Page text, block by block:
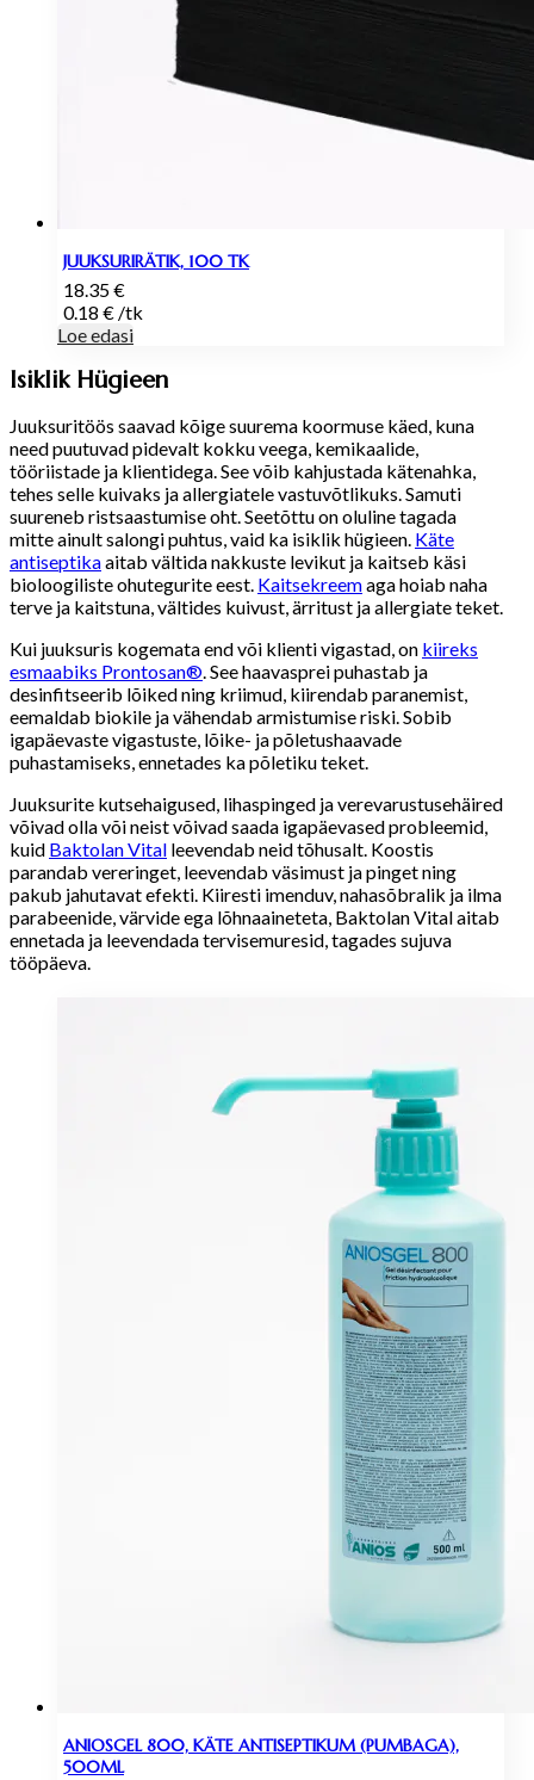
JUUKSURIRÄTIK, 100 TK
18.35€
0.18 € /tk
Loe edasi
Isiklik Hügieen
Juuksuritöös saavad kõige suurema koormuse käed, kuna
need puutuvad pidevalt kokku veega, kemikaalide,
tööriistade ja klientidega. See võib kahjustada kätenahka,
tehes selle kuivaks ja allergiatele vastuvõtlikuks. Samuti
suureneb ristsaastumise oht. Seetõttu on oluline tagada
mitte ainult salongi puhtus, vaid ka isiklik hügieen. Käte
antiseptikaaitab vältida nakkuste levikut ja kaitseb käsi
bioloogiliste ohutegurite eest. Kaitsekreemaga hoiab naha
terve ja kaitstuna, vältides kuivust, ärritust ja allergiate teket.
Kui juuksuris kogemata end või klienti vigastad, on kiireks
esmaabiks Prontosan®. See haavasprei puhastab ja
desinfitseerib lõiked ning kriimud, kiirendab paranemist,
eemaldab biokile ja vähendab armistumise riski. Sobib
igapäevaste vigastuste, lõike- ja põletushaavade
puhastamiseks, ennetades ka põletiku teket.
Juuksurite kutsehaigused, lihaspinged ja verevarustusehäired
võivad olla või neist võivad saada igapäevased probleemid,
kuid Baktolan Vital leevendab neid tõhusalt. Koostis
parandab vereringet, leevendab väsimust ja pinget ning
pakub jahutavat efekti. Kiiresti imenduv, nahasõbralik ja ilma
parabeenide, värvide ega lõhnaaineteta, Baktolan Vital aitab
ennetada ja leevendada tervisemuresid, tagades sujuva
tööpäeva.
ANIOSGEL 800, KÄTE ANTISEPTIKUM (PUMBAGA),
500ML